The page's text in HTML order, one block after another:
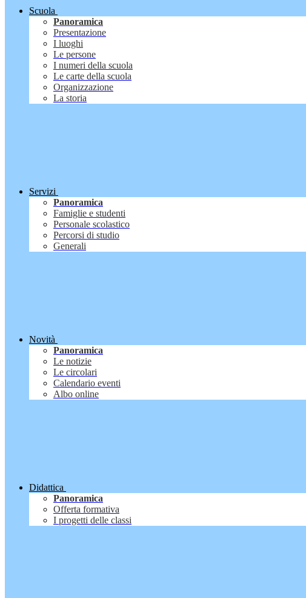
Scuola
Panoramica
Presentazione
I luoghi
Le persone
I numeri della scuola
Le carte della scuola
Organizzazione
La storia
Servizi
Panoramica
Famiglie e studenti
Personale scolastico
Percorsi di studio
Generali
Novità
Panoramica
Le notizie
Le circolari
Calendario eventi
Albo online
Didattica
Panoramica
Offerta formativa
I progetti delle classi